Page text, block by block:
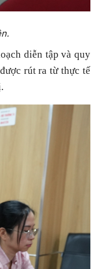
diễn tập và quy
rút ra từ thực tế